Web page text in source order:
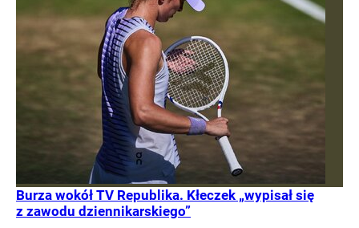
Burza wokół TV Republika. Kłeczek „wypisał się
z zawodu dziennikarskiego”